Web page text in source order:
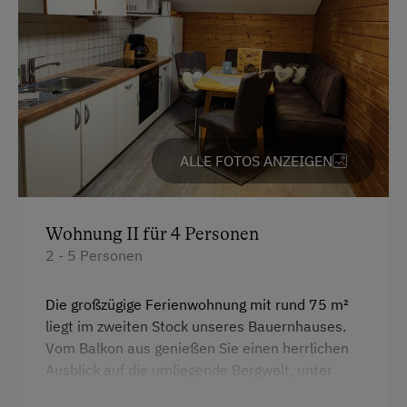
Traktorfahrten
Kinder-Ausstattung
Kinder sind willkommen
Kinderspielplatz
Spielzeug
Spielzimmer
Ausstattung der Wohneinheit
Geschirr vorhanden
Kaffeemaschine
ALLE FOTOS ANZEIGEN
Wohnung II für 4 Personen
2 - 5 Personen
Die großzügige Ferienwohnung mit rund 75 m²
liegt im zweiten Stock unseres Bauernhauses.
Vom Balkon aus genießen Sie einen herrlichen
Ausblick auf die umliegende Bergwelt, unter